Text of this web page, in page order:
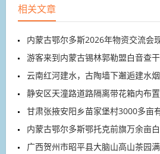
相关文章
内蒙古鄂尔多斯2026年物资交流会
游客来到内蒙古锡林郭勒盟白音查
云南红河建水，古陶墙下邂逅建水
静安区天潼路道路隔离带花箱内布
甘肃张掖安阳乡苗家堡村3000多亩
内蒙古鄂尔多斯鄂托克前旗万余亩
广西贺州市昭平县大脑山高山茶园